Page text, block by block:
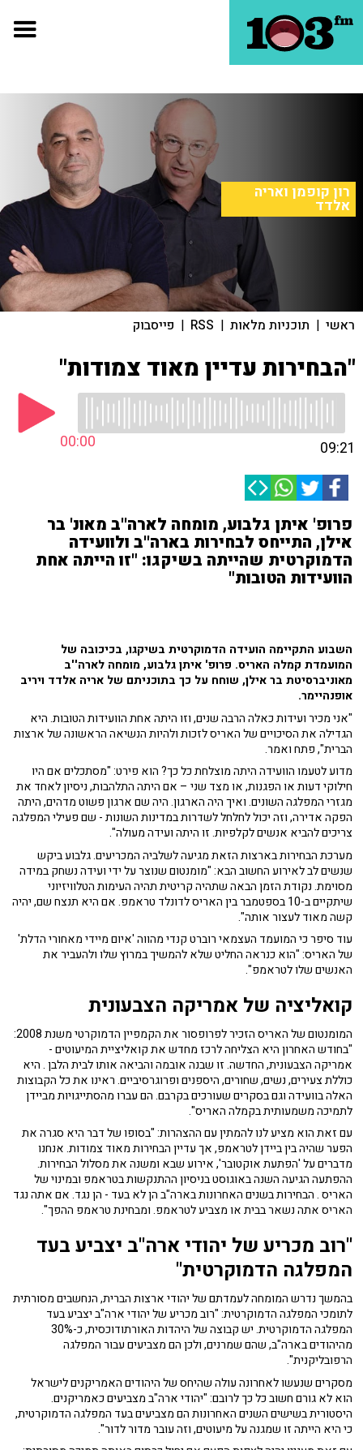
רון קופמן ואריה
אלדד
ראשי | תוכניות מלאות |
RSS
| פייסבוק
"הבחירות עדיין מאוד צמודות"
00:00 09:21
פרופ' איתן גלבוע, מומחה לארה''ב מאונ' בר
אילן, התייחס לבחירות בארה''ב ולוועידה
הדמוקרטית שהייתה בשיקגו: "זו הייתה אחת
הוועידות הטובות"
השבוע התקיימה הועידה הדמוקרטית בשיקגו, בכיכובה של
המועמדת קמלה האריס. פרופ' איתן גלבוע, מומחה לארה''ב
מאוניברסיטת בר אילן, שוחח על כך בתוכניתם של אריה אלדד ויריב
אופנהיימר.
"אני מכיר ועידות כאלה הרבה שנים, וזו היתה אחת הוועידות הטובות. היא
הגדילה את הסיכויים של האריס לזכות ולהיות הנשיאה הראשונה של ארצות
הברית", פתח ואמר.
מדוע לטעמו הוועידה היתה מוצלחת כל כך? הוא פירט: "מסתכלים אם היו
חילוקי דעות או הפגנות, או מצד שני – אם היתה התלהבות, ניסיון לאחד את
מגזרי המפלגה השונים. ואיך היה הארגון. היה שם ארגון פשוט מדהים, היתה
הפקה אדירה, וזה יכול לחלחל לשדרות במדינות השונות - שם פעילי המפלגה
צריכים להביא אנשים לקלפיות. זו היתה ועידה מעולה".
מערכת הבחירות בארצות הזאת מגיעה לשלביה המכריעים. גלבוע ביקש
שנשים לב לאירוע החשוב הבא: "מומנטום שנוצר על ידי ועידה נשחק במידה
מסוימת. נקודת הזמן הבאה שתהיה קריטית תהיה העימות הטלוויזיוני
שיתקיים ב-10 בספטמבר בין האריס לדונלד טראמפ. אם היא תנצח שם, יהיה
קשה מאוד לעצור אותה".
עוד סיפר כי המועמד העצמאי רוברט קנדי מהווה 'איום מיידי מאחורי הדלת'
של האריס: "הוא כנראה החליט שלא להמשיך במרוץ שלו ולהעביר את
האנשים שלו לטראמפ".
קואליציה של אמריקה הצבעונית
המומנטום של האריס הזכיר לפרופסור את הקמפיין הדמוקרטי משנת 2008:
"בחודש האחרון היא הצליחה לרכז מחדש את קואליציית המיעוטים -
אמריקה הצבעונית, החדשה. זו שבנה אובמה והביאה אותו לבית הלבן . היא
כוללת צעירים, נשים, שחורים, היספנים ופרוגרסיביים. ראינו את כל הקבוצות
האלה בוועידה וגם בסקרים שעורכים בקרבם. הם עברו מהסתייגויות מביידן
לתמיכה משמעותית בקמלה האריס".
עם זאת הוא מציע לנו להמתין עם ההצהרות: "בסופו של דבר היא סגרה את
הפער שהיה בין ביידן לטראמפ, אך עדיין הבחירות מאוד צמודות. אנחנו
מדברים על 'הפתעת אוקטובר', אירוע שבא ומשנה את מסלול הבחירות.
ההפתעה הגיעה השנה באוגוסט בניסיון ההתנקשות בטראמפ ובמינוי של
האריס . הבחירות בשנים האחרונות בארה"ב הן לא בעד - הן נגד. אם אתה נגד
האריס אתה נשאר בבית או מצביע לטראמפ. ומבחינת טראמפ ההפך".
"רוב מכריע של יהודי ארה"ב יצביע בעד
המפלגה הדמוקרטית"
בהמשך נדרש המומחה לעמדתם של יהודי ארצות הברית, הנחשבים מסורתית
לתומכי המפלגה הדמוקרטית: "רוב מכריע של יהודי ארה"ב יצביע בעד
המפלגה הדמוקרטית. יש קבוצה של היהדות האורתודוכסית, כ-30%
מהיהודים בארה"ב, שהם שמרנים, ולכן הם מצביעים עבור המפלגה
הרפובליקנית".
מסקרים שנעשו לאחרונה עולה שהיחס של היהודים האמריקנים לישראל
הוא לא גורם חשוב כל כך לרובם: "יהודי ארה"ב מצביעים כאמריקנים.
היסטורית בשישים השנים האחרונות הם מצביעים בעד המפלגה הדמוקרטית,
כי היא הייתה זו שמגנה על מיעוטים, וזה עובר מדור לדור".